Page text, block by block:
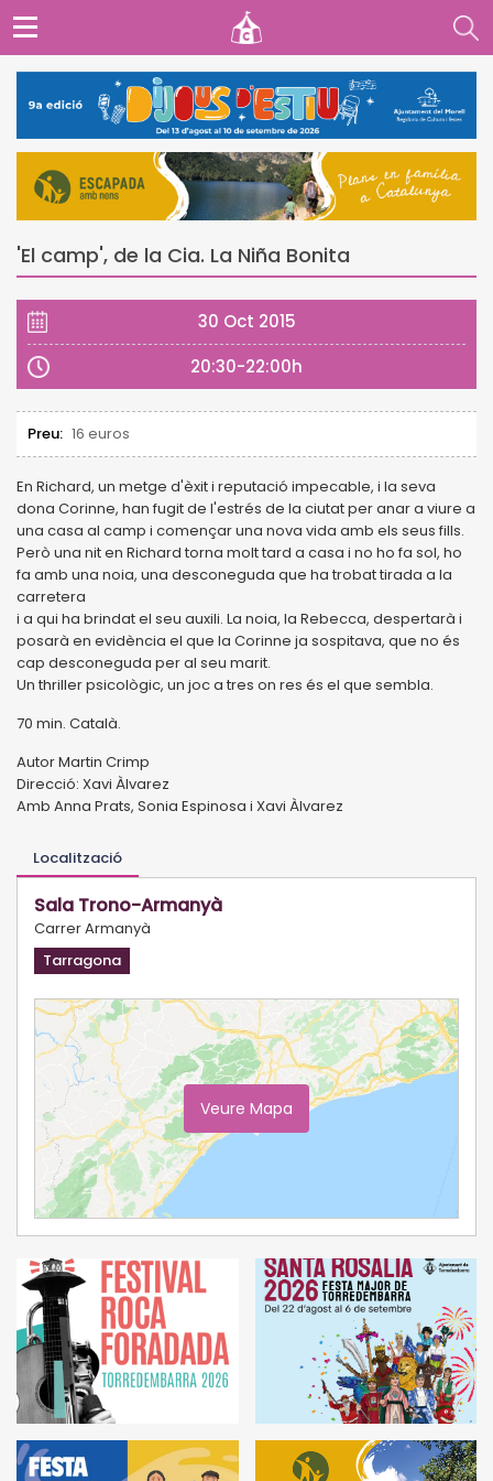
'El camp', de la Cia. La Niña Bonita
30 Oct 2015
20:30-22:00h
Preu: 16 euros
En Richard, un metge d'èxit i reputació impecable, i la seva
dona Corinne, han fugit de l'estrés de la ciutat per anar a viure a
una casa al camp i començar una nova vida amb els seus fills.
Però una nit en Richard torna molt tard a casa i no ho fa sol, ho
fa amb una noia, una desconeguda que ha trobat tirada a la
carretera
i a qui ha brindat el seu auxili. La noia, la Rebecca, despertarà i
posarà en evidència el que la Corinne ja sospitava, que no és
cap desconeguda per al seu marit.
Un thriller psicològic, un joc a tres on res és el que sembla.
70 min. Català.
Autor Martin Crimp
Direcció: Xavi Àlvarez
Amb Anna Prats, Sonia Espinosa i Xavi Àlvarez
Localització
Sala Trono-Armanyà
Carrer Armanyà
Tarragona
Veure Mapa